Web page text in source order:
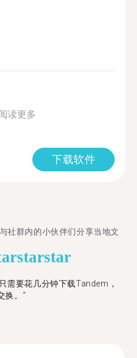
读更多
下载软件
社群内的小伙伴们分享当地文
starstar
需要花几分钟下载Tandem，
换。"